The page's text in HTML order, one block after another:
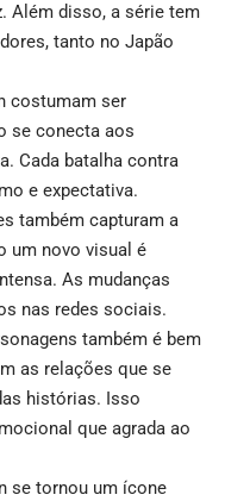
Além disso, a série tem
tanto no Japão
costumam ser
se conecta aos
Cada batalha contra
e expectativa.
também capturam a
um novo visual é
As mudanças
nas redes sociais.
também é bem
as relações que se
histórias. Isso
que agrada ao
se tornou um ícone